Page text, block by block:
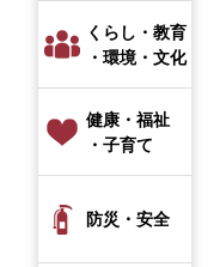
くらし・教育
・環境・文化
健康・福祉
・子育て
防災・安全